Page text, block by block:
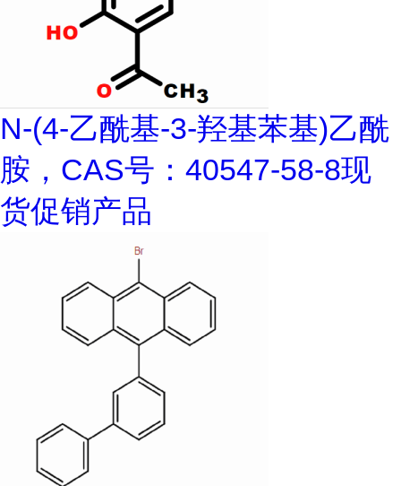
N-(4-乙酰基-3-羟基苯基)乙酰
胺，CAS号：40547-58-8现
货促销产品